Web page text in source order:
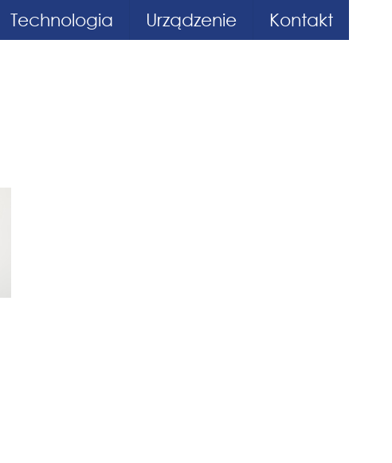
Technologia Urządzenie Kontakt